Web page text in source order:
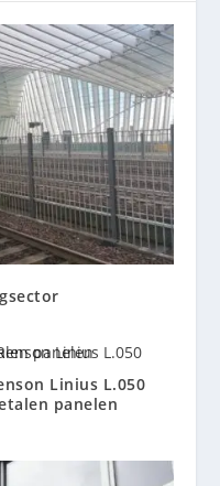
Linius L.050
panelen